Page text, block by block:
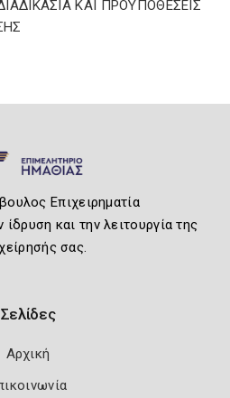
ΚΑΙ ΠΡΟΫΠΟΘΕΣΕΙΣ
Επιχειρηματία
και την λειτουργία της
σας.
Σελίδες
Αρχική